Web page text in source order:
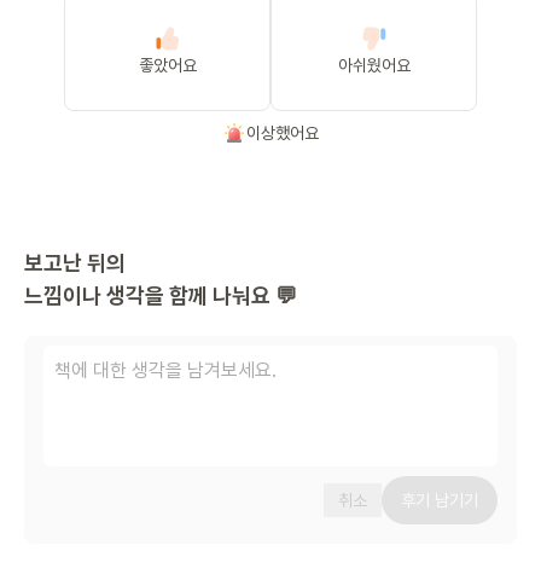
좋았어요 아쉬웠어요
이상했어요
보고난 뒤의
느낌이나 생각을 함께 나눠요 💬
취소 후기 남기기